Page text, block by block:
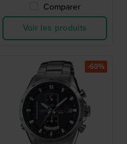
Comparer
Voir les produits
-60%